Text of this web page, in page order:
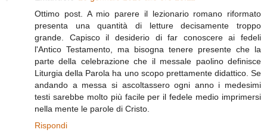
Ottimo post. A mio parere il lezionario romano riformato
presenta una quantità di letture decisamente troppo
grande. Capisco il desiderio di far conoscere ai fedeli
l'Antico Testamento, ma bisogna tenere presente che la
parte della celebrazione che il messale paolino definisce
Liturgia della Parola ha uno scopo prettamente didattico. Se
andando a messa si ascoltassero ogni anno i medesimi
testi sarebbe molto più facile per il fedele medio imprimersi
nella mente le parole di Cristo.
Rispondi